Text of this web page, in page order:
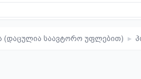
(დაცულია საავტორო უფლებით) ▸